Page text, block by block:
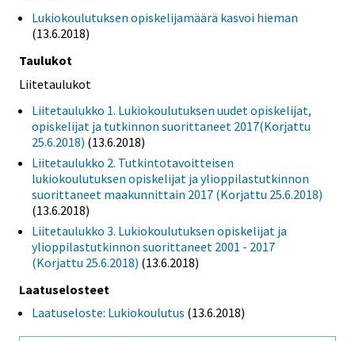
Lukiokoulutuksen opiskelijamäärä kasvoi hieman
(13.6.2018)
Taulukot
Liitetaulukot
Liitetaulukko 1. Lukiokoulutuksen uudet opiskelijat,
opiskelijat ja tutkinnon suorittaneet 2017(Korjattu
25.6.2018) (13.6.2018)
Liitetaulukko 2. Tutkintotavoitteisen
lukiokoulutuksen opiskelijat ja ylioppilastutkinnon
suorittaneet maakunnittain 2017 (Korjattu 25.6.2018)
(13.6.2018)
Liitetaulukko 3. Lukiokoulutuksen opiskelijat ja
ylioppilastutkinnon suorittaneet 2001 - 2017
(Korjattu 25.6.2018) (13.6.2018)
Laatuselosteet
Laatuseloste: Lukiokoulutus (13.6.2018)